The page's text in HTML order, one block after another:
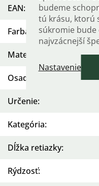
budeme
tú krásu, ktorú
súkromie bude
najvzácnejší
Nastavenie
EAN:
Farba
Materiál
Osadenie
Určenie:
Kategória:
Dĺžka retiazky:
Rýdzosť: